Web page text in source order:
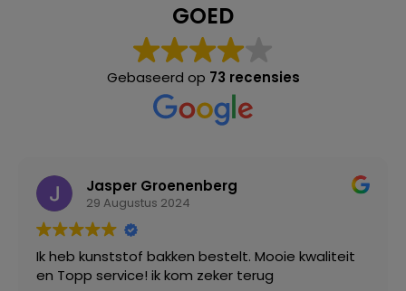
GOED
Gebaseerd op 73 recensies
Jasper Groenenberg
29 Augustus 2024
Ik heb kunststof bakken bestelt. Mooie kwaliteit
en Topp service! ik kom zeker terug